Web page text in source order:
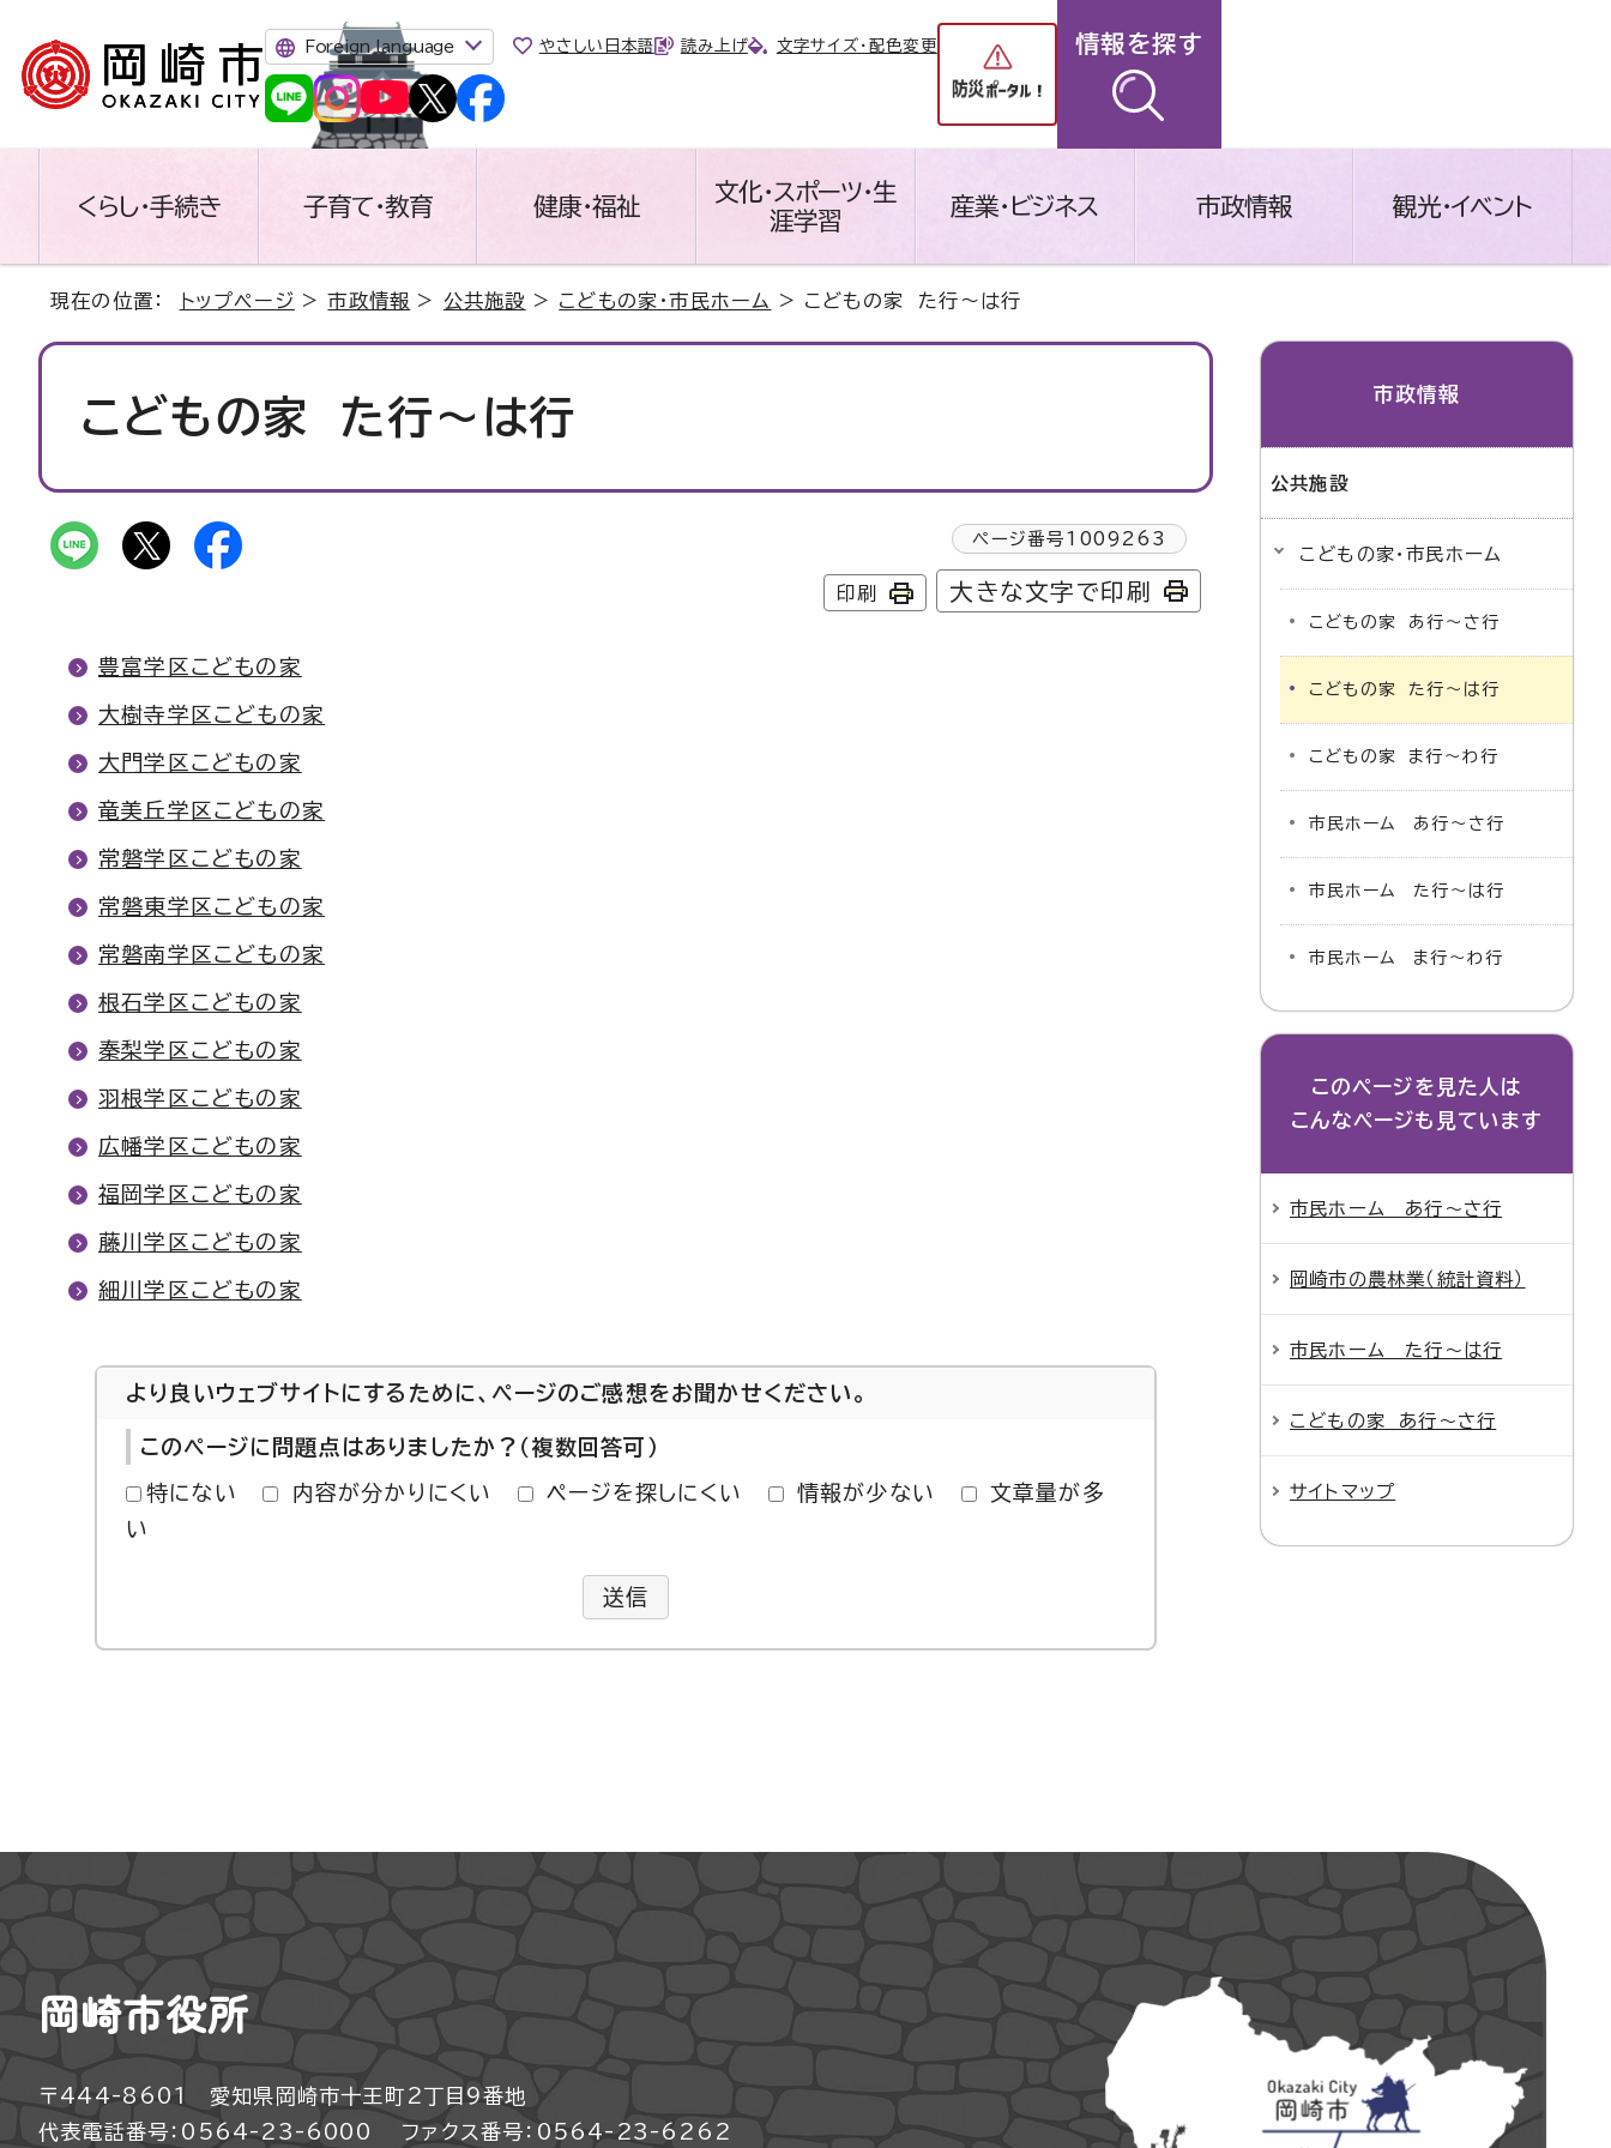
Foreign language やさしい日本語 読み上げ 文字サイズ・配色変更 情報を探す
くらし・手続き 子育て・教育 健康・福祉
文化・スポーツ・生
涯学習
産業・ビジネス 市政情報 観光・イベント
現在の位置： トップページ >市政情報 > 公共施設 > こどもの家・市民ホーム > こどもの家 た行～は行
こどもの家 た行～は行
ページ番号 1009263
印刷 大きな文字で印刷
豊富学区こどもの家
大樹寺学区こどもの家
大門学区こどもの家
竜美丘学区こどもの家
常磐学区こどもの家
常磐東学区こどもの家
常磐南学区こどもの家
根石学区こどもの家
秦梨学区こどもの家
羽根学区こどもの家
広幡学区こどもの家
福岡学区こどもの家
藤川学区こどもの家
細川学区こどもの家
より良いウェブサイトにするために、ページのご感想をお聞かせください。
このページに問題点はありましたか？（複数回答可）
特にない 内容が分かりにくい ページを探しにくい 情報が少ない
文章量が多
い
送信
市政情報
公共施設
こどもの家・市民ホーム
こどもの家 あ行～さ行
こどもの家 た行～は行
こどもの家 ま行～わ行
市民ホーム あ行～さ行
市民ホーム た行～は行
市民ホーム ま行～わ行
このページを見た人は
こんなページも見ています
市民ホーム あ行～さ行
岡崎市の農林業（統計資料）
市民ホーム た行～は行
こどもの家 あ行～さ行
サイトマップ
岡崎市役所
〒444-8601 愛知県岡崎市十王町2丁目9番地
代表電話番号：0564-23-6000
ファクス番号：0564-23-6262